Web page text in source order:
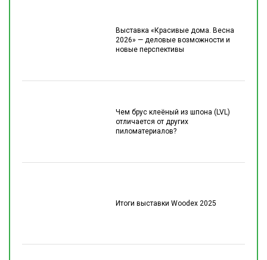
Выставка «Красивые дома. Весна
2026» — деловые возможности и
новые перспективы
Чем брус клеёный из шпона (LVL)
отличается от других
пиломатериалов?
Итоги выставки Woodex 2025